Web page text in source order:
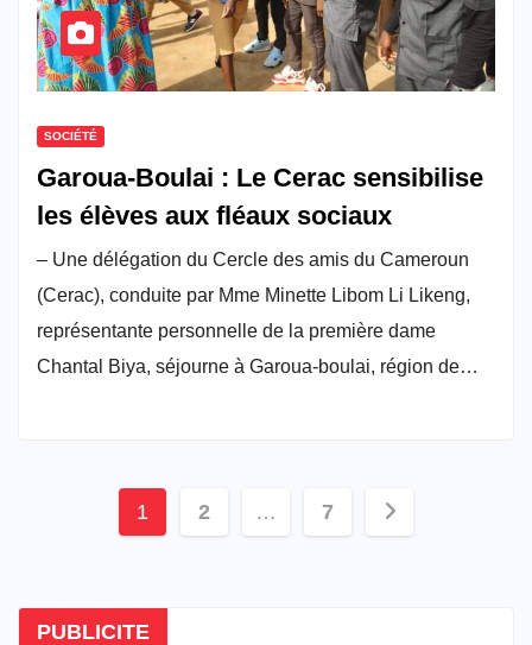
SOCIÉTÉ
Garoua-Boulai : Le Cerac sensibilise
les élèves aux fléaux sociaux
– Une délégation du Cercle des amis du Cameroun
(Cerac), conduite par Mme Minette Libom Li Likeng,
représentante personnelle de la première dame
Chantal Biya, séjourne à Garoua-boulai, région de…
Pagination
publications
1 2 … 7
PUBLICITE